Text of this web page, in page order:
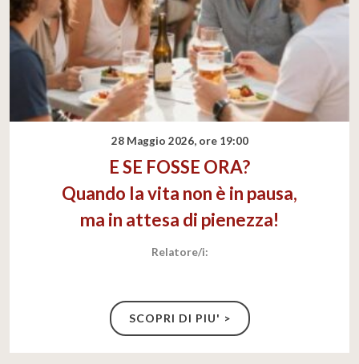
28 Maggio 2026, ore 19:00
E SE FOSSE ORA?
Quando la vita non è in pausa,
ma in attesa di pienezza!
Relatore/i:
SCOPRI DI PIU' >